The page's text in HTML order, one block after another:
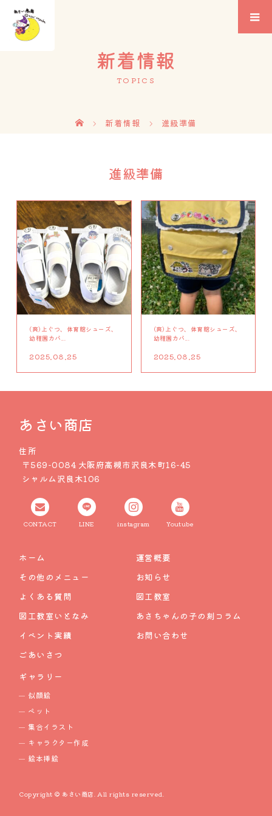
新着情報
TOPICS
新着情報 進級準備
進級準備
(爽)上ぐつ、体育館シューズ、
幼稚園カバ...
2025.08.25
(爽)上ぐつ、体育館シューズ、
幼稚園カバ...
2025.08.25
あさい商店
住所
〒569-0084 大阪府高槻市沢良木町16-45
シャルム沢良木106
CONTACT LINE instagram Youtube
ホーム
その他のメニュー
よくある質問
図工教室いとなみ
イベント実績
ごあいさつ
運営概要
お知らせ
図工教室
あさちゃんの子の刻コラム
お問い合わせ
ギャラリー
似顔絵
ペット
集合イラスト
キャラクター作成
絵本挿絵
Copyright © あさい商店. All rights reserved.